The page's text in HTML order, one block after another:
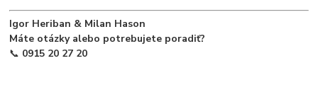
Igor Heriban & Milan Hason
Máte otázky alebo potrebujete poradiť?
📞 0915 20 27 20